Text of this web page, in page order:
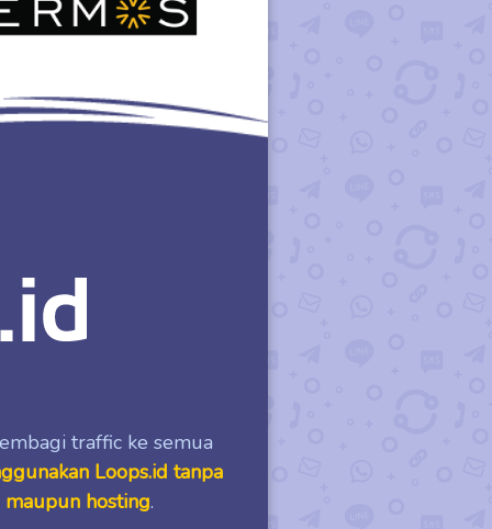
traffic ke semua
Loops.id tanpa
hosting.